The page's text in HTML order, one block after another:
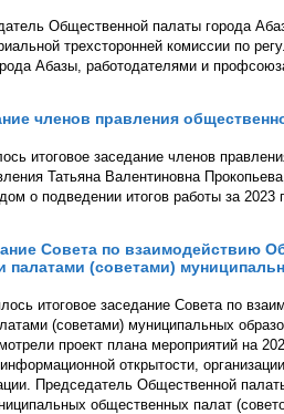
Общественной палаты города
трехсторонней комиссии по
Абазы, работодателями и
членов правления
итоговое заседание членов
Татьяна Валентиновна
о подведении итогов работы за 2023
Совета по взаимодействию
(советами)
итоговое заседание Совета по
(советами) муниципальных
проект плана мероприятий на
открытости,
Председатель Общественной
общественных палат